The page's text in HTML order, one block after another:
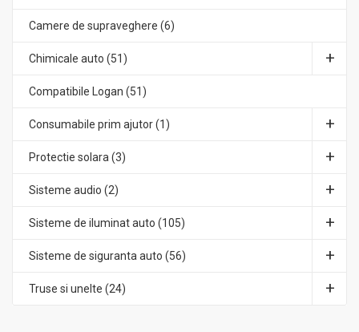
Camere de supraveghere (6)
Chimicale auto (51)
Compatibile Logan (51)
Consumabile prim ajutor (1)
Protectie solara (3)
Sisteme audio (2)
Sisteme de iluminat auto (105)
Sisteme de siguranta auto (56)
Truse si unelte (24)